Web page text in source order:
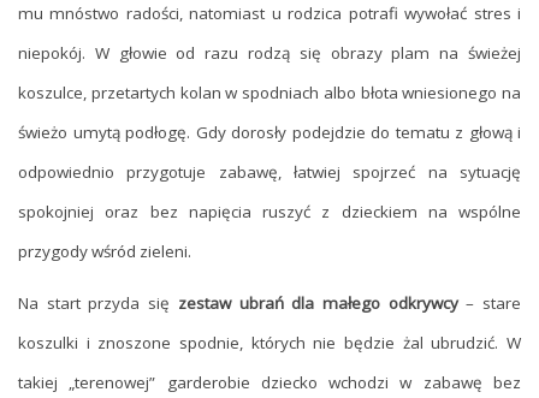
mu mnóstwo radości, natomiast u rodzica potrafi wywołać stres i
niepokój. W głowie od razu rodzą się obrazy plam na świeżej
koszulce, przetartych kolan w spodniach albo błota wniesionego na
świeżo umytą podłogę. Gdy dorosły podejdzie do tematu z głową i
odpowiednio przygotuje zabawę, łatwiej spojrzeć na sytuację
spokojniej oraz bez napięcia ruszyć z dzieckiem na wspólne
przygody wśród zieleni.
Na start przyda się zestaw ubrań dla małego odkrywcy– stare
koszulki i znoszone spodnie, których nie będzie żal ubrudzić. W
takiej „terenowej” garderobie dziecko wchodzi w zabawę bez